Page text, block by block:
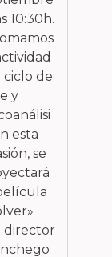
10:30h.
ciclo de
y
esta
se
director